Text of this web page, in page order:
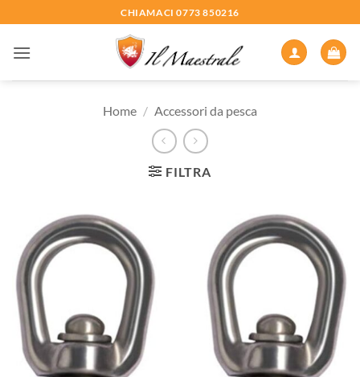
ai
contenuti
CHIAMACI 0773 850216
Home / Accessori da pesca
FILTRA